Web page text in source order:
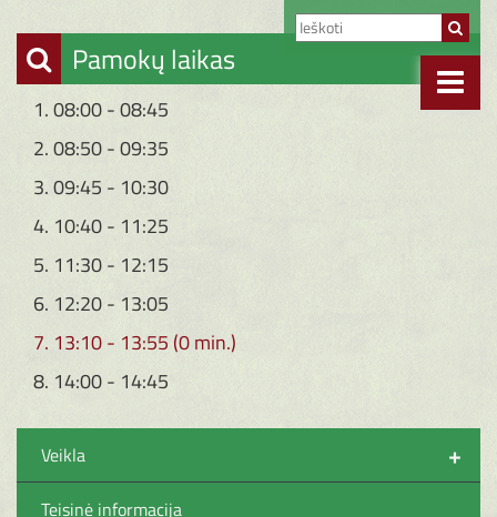
Pamokų laikas
1. 08:00 - 08:45
2. 08:50 - 09:35
3. 09:45 - 10:30
4. 10:40 - 11:25
5. 11:30 - 12:15
6. 12:20 - 13:05
7. 13:10 - 13:55 (0 min.)
8. 14:00 - 14:45
+
Veikla
Teisinė informacija